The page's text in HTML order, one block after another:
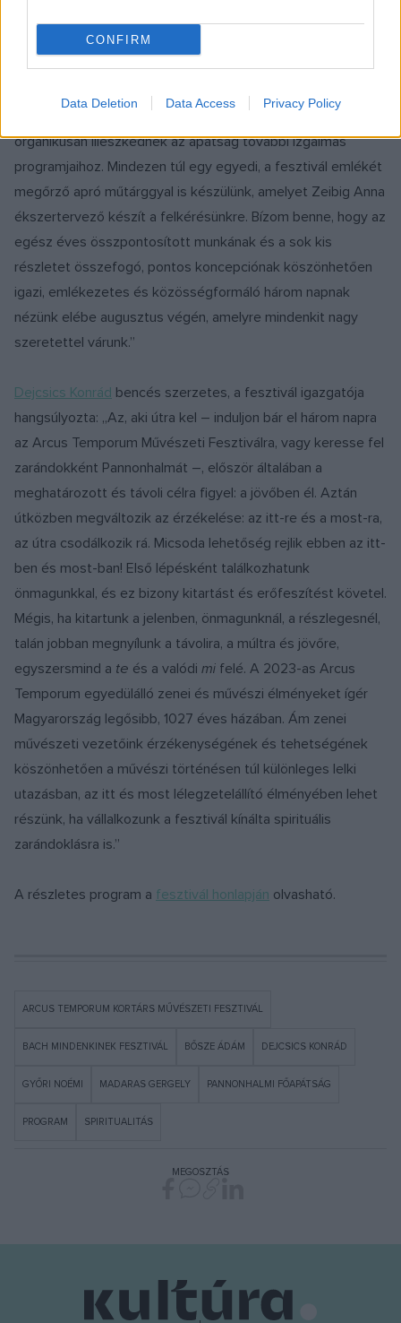
CONFIRM
Data Deletion Data Access Privacy Policy
»vándorolni« fogunk az apátság két helyszíne között, a
Merengéspedig egy olyan hajnali zenei elmélkedés lesz,
amelynek során a Bazilikában közösen pillanthatjuk majd
organikusan illeszkednek az apátság további izgalmas
programjaihoz. Mindezen túl egy egyedi, a fesztivál emlékét
megőrző apró műtárggyal is készülünk, amelyet Zeibig Anna
ékszertervező készít a felkérésünkre. Bízom benne, hogy az
egész éves összpontosított munkának és a sok kis
részletet összefogó, pontos koncepciónak köszönhetően
igazi, emlékezetes és közösségformáló három napnak
nézünk elébe augusztus végén, amelyre mindenkit nagy
szeretettel várunk.”
Dejcsics Konrád bencés szerzetes, a fesztivál igazgatója
hangsúlyozta: „Az, aki útra kel – induljon bár el három napra
az Arcus Temporum Művészeti Fesztiválra, vagy keresse fel
zarándokként Pannonhalmát –, először általában a
meghatározott és távoli célra figyel: a jövőben él. Aztán
útközben megváltozik az érzékelése: az itt-re és a most-ra,
az útra csodálkozik rá. Micsoda lehetőség rejlik ebben az itt-
ben és most-ban! Első lépésként találkozhatunk
önmagunkkal, és ez bizony kitartást és erőfeszítést követel.
Mégis, ha kitartunk a jelenben, önmagunknál, a részlegesnél,
talán jobban megnyílunk a távolira, a múltra és jövőre,
egyszersmind a te és a valódi mi felé. A 2023-as Arcus
Temporum egyedülálló zenei és művészi élményeket ígér
Magyarország legősibb, 1027 éves házában. Ám zenei
művészeti vezetőink érzékenységének és tehetségének
köszönhetően a művészi történésen túl különleges lelki
utazásban, az itt és most lélegzetelállító élményében lehet
részünk, ha vállalkozunk a fesztivál kínálta spirituális
zarándoklásra is.”
A részletes program a fesztivál honlapján olvasható.
ARCUS TEMPORUM KORTÁRS MŰVÉSZETI FESZTIVÁL
BACH MINDENKINEK FESZTIVÁL BŐSZE ÁDÁM DEJCSICS KONRÁD
GYŐRI NOÉMI MADARAS GERGELY PANNONHALMI FŐAPÁTSÁG
PROGRAM SPIRITUALITÁS
MEGOSZTÁS